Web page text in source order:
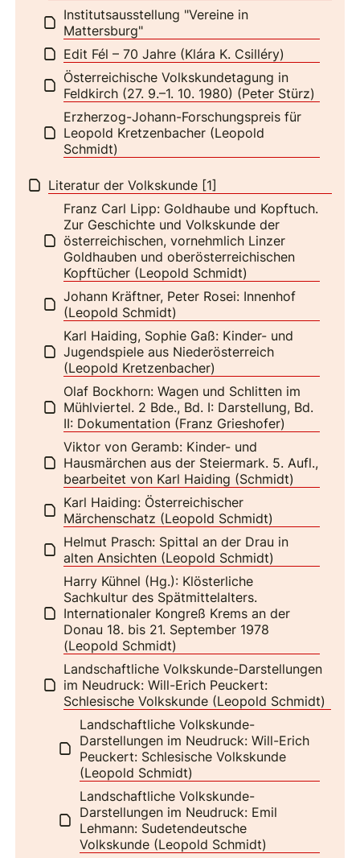
Institutsausstellung "Vereine in
Mattersburg"
Edit Fél – 70 Jahre (Klára K. Csilléry)
Österreichische Volkskundetagung in
Feldkirch (27. 9.–1. 10. 1980) (Peter Stürz)
Erzherzog-Johann-Forschungspreis für
Leopold Kretzenbacher (Leopold
Schmidt)
Literatur der Volkskunde [1]
Franz Carl Lipp: Goldhaube und Kopftuch.
Zur Geschichte und Volkskunde der
österreichischen, vornehmlich Linzer
Goldhauben und oberösterreichischen
Kopftücher (Leopold Schmidt)
Johann Kräftner, Peter Rosei: Innenhof
(Leopold Schmidt)
Karl Haiding, Sophie Gaß: Kinder- und
Jugendspiele aus Niederösterreich
(Leopold Kretzenbacher)
Olaf Bockhorn: Wagen und Schlitten im
Mühlviertel. 2 Bde., Bd. I: Darstellung, Bd.
II: Dokumentation (Franz Grieshofer)
Viktor von Geramb: Kinder- und
Hausmärchen aus der Steiermark. 5. Aufl.,
bearbeitet von Karl Haiding (Schmidt)
Karl Haiding: Österreichischer
Märchenschatz (Leopold Schmidt)
Helmut Prasch: Spittal an der Drau in
alten Ansichten (Leopold Schmidt)
Harry Kühnel (Hg.): Klösterliche
Sachkultur des Spätmittelalters.
Internationaler Kongreß Krems an der
Donau 18. bis 21. September 1978
(Leopold Schmidt)
Landschaftliche Volkskunde-Darstellungen
im Neudruck: Will-Erich Peuckert:
Schlesische Volkskunde (Leopold Schmidt)
Landschaftliche Volkskunde-
Darstellungen im Neudruck: Will-Erich
Peuckert: Schlesische Volkskunde
(Leopold Schmidt)
Landschaftliche Volkskunde-
Darstellungen im Neudruck: Emil
Lehmann: Sudetendeutsche
Volkskunde (Leopold Schmidt)